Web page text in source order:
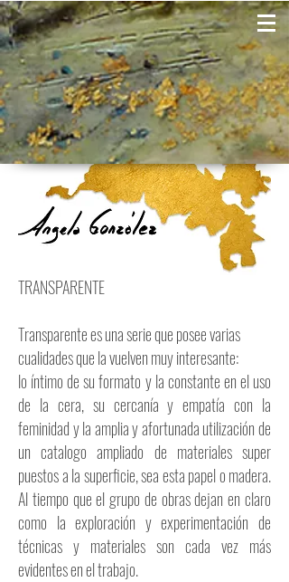
TRANSPARENTE
Transparente es una serie que posee varias
cualidades que la vuelven muy interesante:
lo íntimo de su formato y la constante en el uso
de la cera, su cercanía y empatía con la
feminidad y la amplia y afortunada utilización de
un catalogo ampliado de materiales super
puestos a la superficie, sea esta papel o madera.
Al tiempo que el grupo de obras dejan en claro
como la exploración y experimentación de
técnicas y materiales son cada vez más
evidentes en el trabajo.